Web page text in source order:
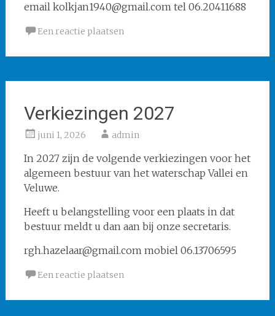
email kolkjan1940@gmail.com tel 06.20411688
Een reactie plaatsen
Verkiezingen 2027
juni 1, 2026 admin
In 2027 zijn de volgende verkiezingen voor het
algemeen bestuur van het waterschap Vallei en
Veluwe.
Heeft u belangstelling voor een plaats in dat
bestuur meldt u dan aan bij onze secretaris.
rgh.hazelaar@gmail.com mobiel 06.13706595
Een reactie plaatsen